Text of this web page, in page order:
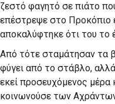
ζεστό φαγητό σε πιάτο
επέστρεψε στο Προκόπιο
αποκαλύφτηκε ότι του το
Από τότε σταμάτησαν τα
φύγει από το στάβλο,
εκεί προσευχόμενος μέρα
κοινωνούσε των